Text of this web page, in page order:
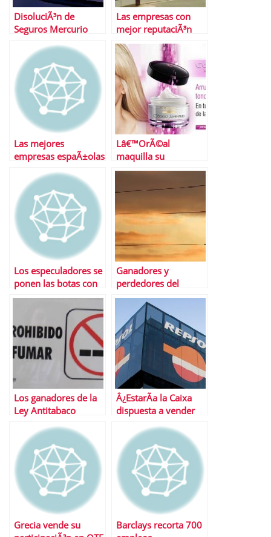
DisoluciÃ³n de
Seguros Mercurio
Las empresas con
mejor reputaciÃ³n
Las mejores
empresas espaÃ±olas
Lâ€™OrÃ©al
maquilla su
escÃ¡ndalo con la
mercado
Los especuladores se
ponen las botas con
ACS tras la OPA
sobre Hochtief
Ganadores y
perdedores del
tijeretazo elÃ©ctrico
Los ganadores de la
Ley Antitabaco
Â¿EstarÃ­a la Caixa
dispuesta a vender
Grecia vende su
Barclays recorta 700